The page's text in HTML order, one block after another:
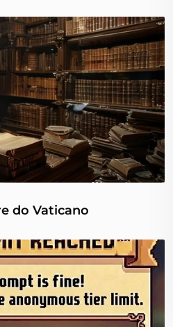
do Vaticano